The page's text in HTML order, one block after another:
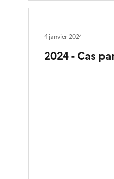
2024 - Cas
4 janvier 2024